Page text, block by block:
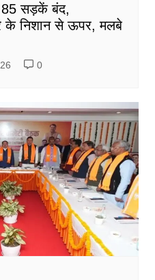
85 सड़कें बंद,
के निशान से ऊपर, मलबे
0